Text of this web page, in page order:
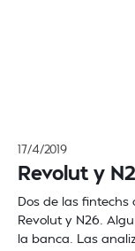
17/4/2019
Revolut y
Dos de las
Revolut y N26.
la banca. Las